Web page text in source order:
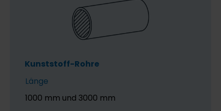
Kunststoff-Rohre
Länge
1000 mm und 3000 mm